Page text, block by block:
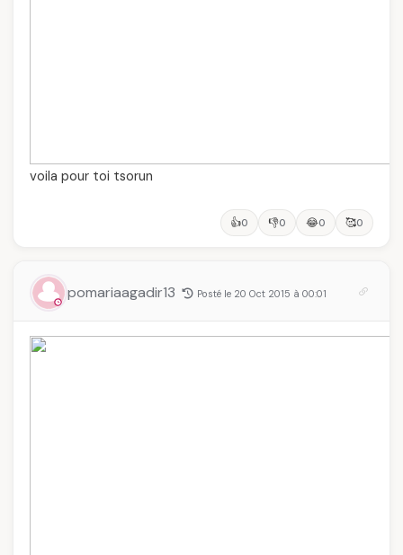
voila pour toi tsorun
👍0 👎0 😂0 🥰0
pomariaagadir13 Posté le 20 Oct 2015 à 00:01